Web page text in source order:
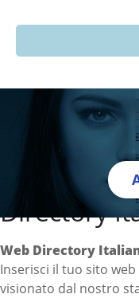
Directory
Web Directory
Inserisci il tuo sito
visionato dal nostro